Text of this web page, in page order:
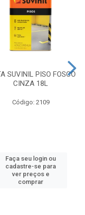
SUVINIL PISO FOSCO
CINZA 18L
Código: 2109
Faça seu login ou
cadastre-se para
ver preços e
comprar